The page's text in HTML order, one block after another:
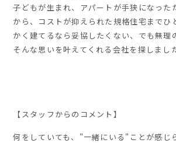
子どもが生まれ、アパートが手狭になった
から、コストが抑えられた規格住宅までひ
かく建てるなら妥協したくない、でも無理
そんな思いを叶えてくれる会社を探しまし
【スタッフからのコメント】
何をしていても、"一緒にいる"ことが感じ